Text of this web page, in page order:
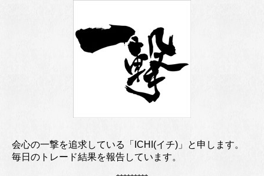
会心の一撃を追求している「ICHI(イチ)」と申します。
毎日のトレード結果を報告しています。